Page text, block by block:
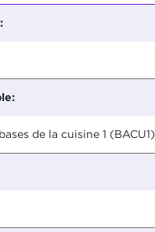
de la cuisine 1 (BACU1)